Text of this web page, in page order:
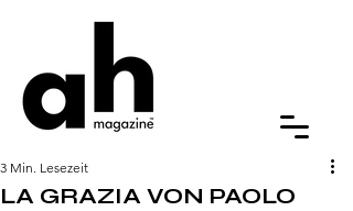
LA GRAZIA VON PAOLO
3 Min. Lesezeit